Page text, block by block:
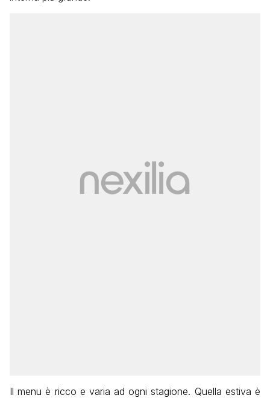
Il menu è ricco e varia ad ogni stagione. Quella estiva è